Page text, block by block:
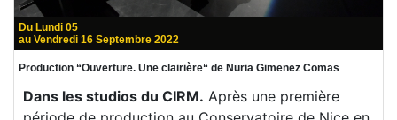
Du Lundi 05
au Vendredi 16 Septembre 2022
Production “Ouverture. Une clairière“ de Nuria Gimenez Comas
Dans les studios du CIRM. Après une première